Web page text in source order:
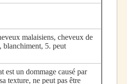
malaisiens, cheveux de
blanchiment, 5. peut
est un dommage causé par
texture, ne peut pas être